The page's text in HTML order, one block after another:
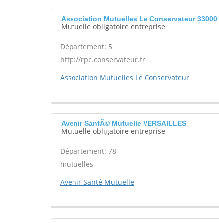
Association Mutuelles Le Conservateur 33000
Mutuelle obligatoire entreprise
Département: 5
http://rpc.conservateur.fr
Association Mutuelles Le Conservateur
Avenir SantÃ© Mutuelle VERSAILLES
Mutuelle obligatoire entreprise
Département: 78
mutuelles
Avenir Santé Mutuelle